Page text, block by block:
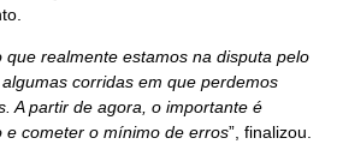
realmente estamos na disputa pelo
corridas em que perdemos
A partir de agora, o importante é
e cometer o mínimo de erros”, finalizou.